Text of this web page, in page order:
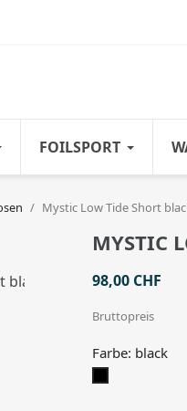
FOILSPORT
Mystic Low Tide Short
MYSTIC
98,00 CHF
Bruttopreis
Farbe: black